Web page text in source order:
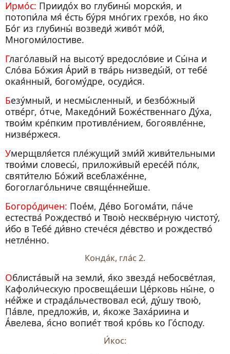
Ирмо́с: Приидо́х во глубины́ морски́я, и
потопи́ла мя́ е́сть бу́ря мно́гих грехо́в, но я́ко
Бо́г из глубины́ возведи́ живо́т мо́й,
Многоми́лостиве.
Глаго́лавый на высоту́ вредосло́вие и Сы́на и
Сло́ва Бо́жия А́рий в тва́рь низведы́й, от тебе́
окая́нный, богому́дре, осуди́ся.
Безу́мный, и несмы́сленный, и безбо́жный
отве́рг, о́тче, Македо́ний Боже́ственнаго Ду́ха,
твои́м кре́пким противле́нием, богоявле́нне,
низве́ржеся.
Умерщвля́ется пле́жущий зми́й живи́тельными
твои́ми словесы́, приложи́вый ересе́й по́лк,
святи́телю Бо́жий всеблаже́нне,
богоглаго́льниче свяще́ннейше.
Богоро́дичен: Пое́м, Де́во Богома́ти, па́че
естества́ Рождество́ и Твою́ нескве́рную чистоту́,
и́бо в Тебе́ ди́вно стече́ся де́вство и рождество́
нетле́нно.
Конда́к, гла́с 2.
Облиста́вый на земли́, я́ко звезда́ небосве́тлая,
Кафоли́ческую просвеща́еши Це́рковь ны́не, о
не́йже и страда́льчествовал еси́, ду́шу твою́,
Па́вле, предложи́в, и, я́коже Заха́риина и
А́велева, я́сно вопие́т твоя́ кро́вь ко Го́споду.
И́кос: